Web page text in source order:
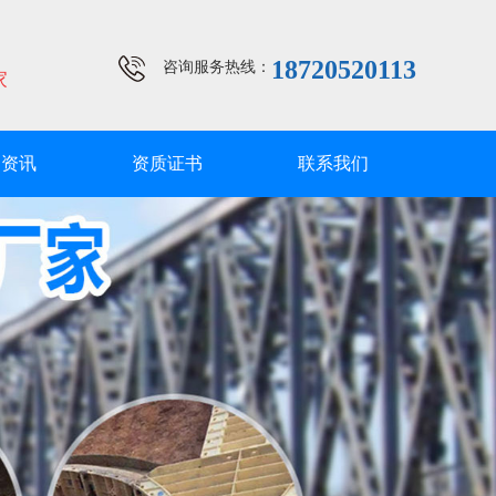
咨询服务热线： 18720520113
讯 资质证书 联系我们